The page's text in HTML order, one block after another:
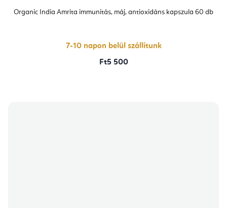
Organic India Amrita immunitás, máj, antioxidáns kapszula 60 db
7-10 napon belül szállítunk
Ft5 500